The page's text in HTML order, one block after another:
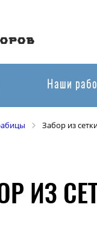
Наши
Забор из
ИЗ